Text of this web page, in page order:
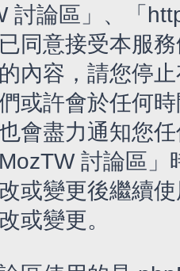
討論區」、「
同意接受本服
內容，請您停
或許會於任何
會盡力通知您
討論區
或變更後繼續
或變更。